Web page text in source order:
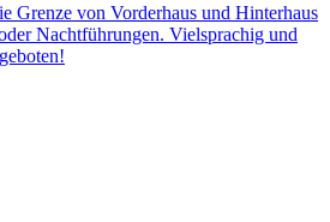
Grenze von Vorderhaus und Hinterhaus
Nachtführungen. Vielsprachig und